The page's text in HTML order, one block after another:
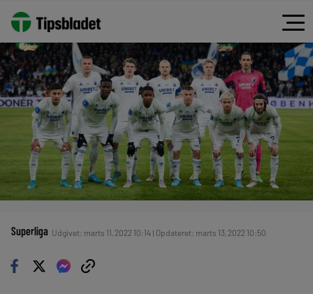
Superliga Udgivet: marts 11, 2022 10:14 | Opdateret: marts 13, 2022 10:50